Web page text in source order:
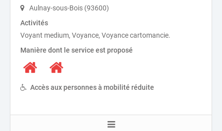
Aulnay-sous-Bois (93600)
Activités
Voyant medium, Voyance, Voyance cartomancie.
Manière dont le service est proposé
Accès aux personnes à mobilité réduite